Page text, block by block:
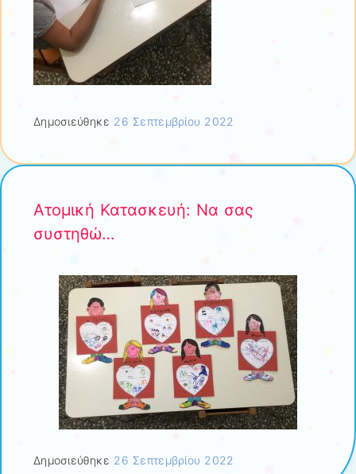
Δημοσιεύθηκε 26 Σεπτεμβρίου 2022
Ατομική Κατασκευή: Να σας
συστηθώ…
Δημοσιεύθηκε 26 Σεπτεμβρίου 2022